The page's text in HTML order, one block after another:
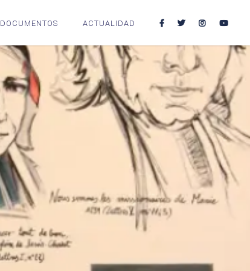
DOCUMENTOS ACTUALIDAD